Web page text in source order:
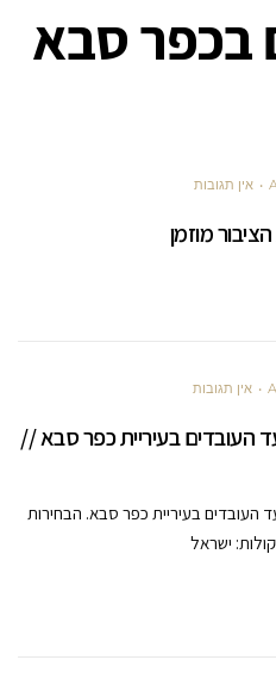
בכפר סבא
אין תגובות
מוזמן
אין תגובות
העובדים בעיריית כפר סבא //
העובדים בעיריית כפר סבא. הבחירות
ישראל